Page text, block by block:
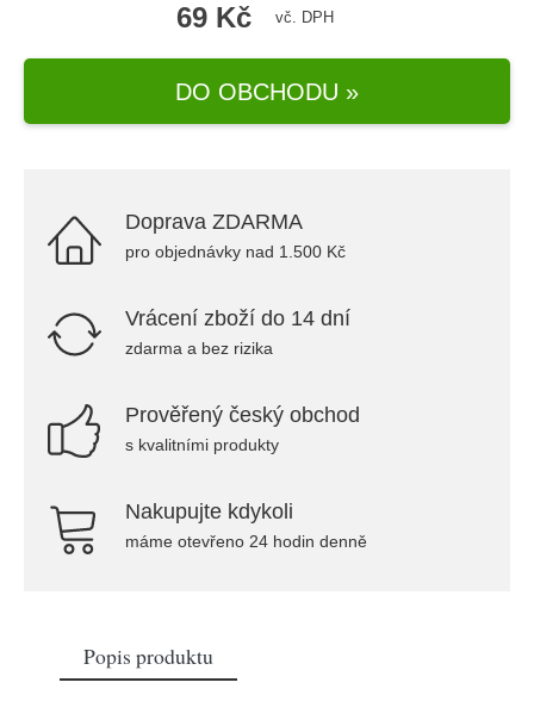
69 Kč vč. DPH
DO OBCHODU »
Doprava ZDARMA
pro objednávky nad 1.500 Kč
Vrácení zboží do 14 dní
zdarma a bez rizika
Prověřený český obchod
s kvalitními produkty
Nakupujte kdykoli
máme otevřeno 24 hodin denně
Popis produktu